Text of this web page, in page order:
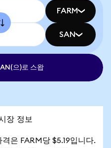
FARM
SAN
으)로 스왑
정보
은 FARM당 $5.19입니다.